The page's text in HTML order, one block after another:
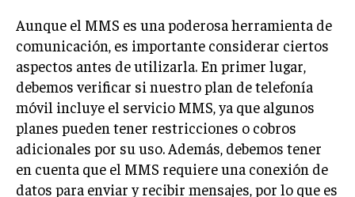
Aunque el MMS es una poderosa herramienta de
comunicación, es importante considerar ciertos
aspectos antes de utilizarla. En primer lugar,
debemos verificar si nuestro plan de telefonía
móvil incluye el servicio MMS, ya que algunos
planes pueden tener restricciones o cobros
adicionales por su uso. Además, debemos tener
en cuenta que el MMS requiere una conexión de
datos para enviar y recibir mensajes, por lo que es